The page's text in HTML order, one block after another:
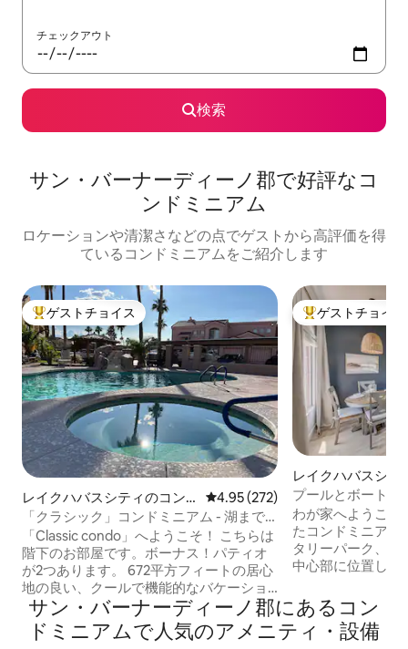
チェックアウト
検索
サン・バーナーディーノ郡で好評なコ
ンドミニアム
ロケーションや清潔さなどの点でゲストから高評価を得
ているコンドミニアムをご紹介します
大好評のゲストチョイスです。
ゲストチョイス
レイクハバスシティのコン
ドミニアム
レビュー272件、5つ星中4.95つ
4.95 (272)
「クラシック」コンドミニアム - 湖まで
徒歩！
「Classic condo」へようこそ！ こちらは
階下のお部屋です。ボーナス！パティオ
が2つあります。 672平方フィートの居心
地の良い、クールで機能的なバケーショ
ン生活。 フォードのテールゲートから
「クラシックビーチの美しいアート」ま
で、仕上げは笑顔になって、くつろぎ、
大好評のゲスト
ゲストチョイス
レイクハバスシテ
ドミニアム
プールとボート用
別荘！
わが家へようこそ
たコンドミニアム
タリーパーク、ゴ
中心部に位置して
ンサイズベッド2
ド1台とメモリー
台）をご用意して
サン・バーナーディーノ郡にあるコン
ドミニアムで人気のアメニティ・設備